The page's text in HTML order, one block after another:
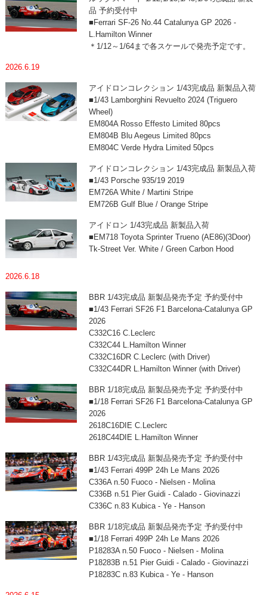
品 予約受付中
■Ferrari SF-26 No.44 Catalunya GP 2026 -
L.Hamilton Winner
＊1/12～1/64まで各スケールで発売予定です。
2026.6.19
アイドロンコレクション 1/43完成品 新製品入荷
■1/43 Lamborghini Revuelto 2024 (Triguero
Wheel)
EM804A Rosso Effesto Limited 80pcs
EM804B Blu Aegeus Limited 80pcs
EM804C Verde Hydra Limited 50pcs
アイドロンコレクション 1/43完成品 新製品入荷
■1/43 Porsche 935/19 2019
EM726A White / Martini Stripe
EM726B Gulf Blue / Orange Stripe
アイドロン 1/43完成品 新製品入荷
■EM718 Toyota Sprinter Trueno (AE86)(3Door)
Tk-Street Ver. White / Green Carbon Hood
2026.6.18
BBR 1/43完成品 新製品発売予定 予約受付中
■1/43 Ferrari SF26 F1 Barcelona-Catalunya GP
2026
C332C16 C.Leclerc
C332C44 L.Hamilton Winner
C332C16DR C.Leclerc (with Driver)
C332C44DR L.Hamilton Winner (with Driver)
BBR 1/18完成品 新製品発売予定 予約受付中
■1/18 Ferrari SF26 F1 Barcelona-Catalunya GP
2026
2618C16DIE C.Leclerc
2618C44DIE L.Hamilton Winner
BBR 1/43完成品 新製品発売予定 予約受付中
■1/43 Ferrari 499P 24h Le Mans 2026
C336A n.50 Fuoco - Nielsen - Molina
C336B n.51 Pier Guidi - Calado - Giovinazzi
C336C n.83 Kubica - Ye - Hanson
BBR 1/18完成品 新製品発売予定 予約受付中
■1/18 Ferrari 499P 24h Le Mans 2026
P18283A n.50 Fuoco - Nielsen - Molina
P18283B n.51 Pier Guidi - Calado - Giovinazzi
P18283C n.83 Kubica - Ye - Hanson